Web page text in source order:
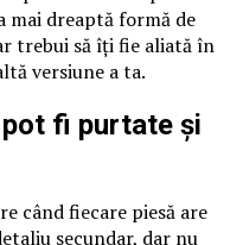
mai dreaptă formă de
trebui să îți fie aliată în
versiune a ta.
fi purtate și
când fiecare piesă are
secundar, dar nu